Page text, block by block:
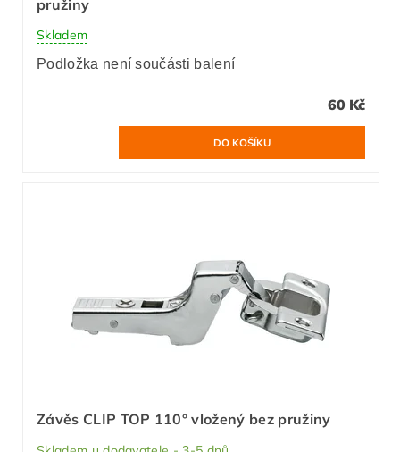
pružiny
Skladem
Podložka není součásti balení
60 Kč
Závěs CLIP TOP 110° vložený bez pružiny